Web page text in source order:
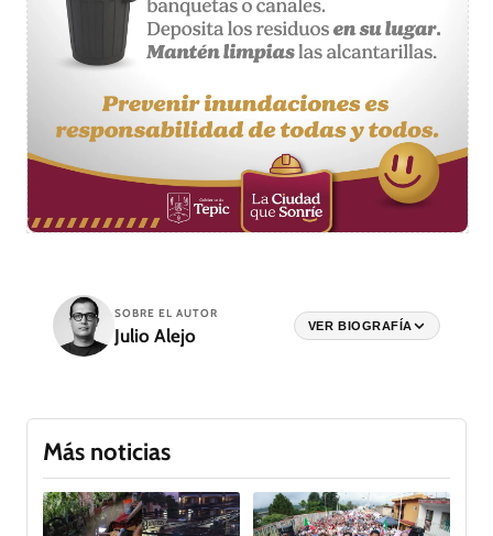
SOBRE EL AUTOR
Julio Alejo VER BIOGRAFÍA
Más noticias